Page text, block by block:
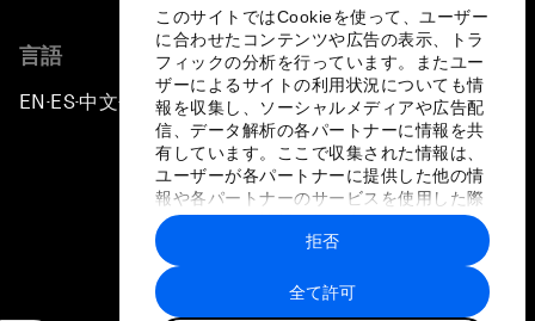
このサイトではCookieを使って、ユーザー
に合わせたコンテンツや広告の表示、トラ
フィックの分析を行っています。またユー
ザーによるサイトの利用状況についても情
報を収集し、ソーシャルメディアや広告配
信、データ解析の各パートナーに情報を共
有しています。ここで収集された情報は、
ユーザーが各パートナーに提供した他の情
報や各パートナーのサービスを使用した際
に収集された情報と組み合わされ、各パー
トナーによって使用されることがありま
す。
全て許可
拒否
言語
EN ▪ES▪中文▪ 日本語
プライバシーポリシーと利用規約
サイトマップ